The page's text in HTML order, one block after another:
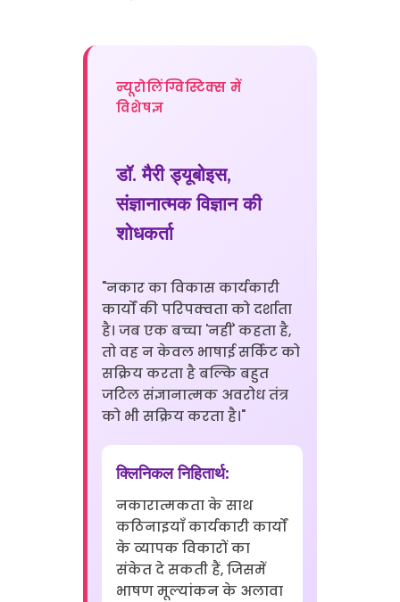
न्यूरोलिंग्विस्टिक्स में
विशेषज्ञ
डॉ. मैरी ड्यूबोइस,
संज्ञानात्मक विज्ञान की
शोधकर्ता
"नकार का विकास कार्यकारी
कार्यों की परिपक्वता को दर्शाता
है। जब एक बच्चा 'नहीं' कहता है,
तो वह न केवल भाषाई सर्किट को
सक्रिय करता है बल्कि बहुत
जटिल संज्ञानात्मक अवरोध तंत्र
को भी सक्रिय करता है।"
क्लिनिकल निहितार्थ:
नकारात्मकता के साथ
कठिनाइयाँ कार्यकारी कार्यों
के व्यापक विकारों का
संकेत दे सकती हैं, जिसमें
भाषण मूल्यांकन के अलावा